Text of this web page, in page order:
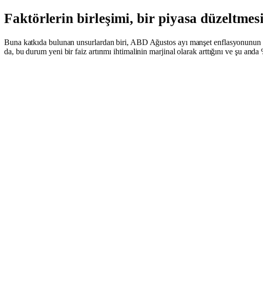
Faktörlerin birleşimi, bir piyasa
Buna katkıda bulunan unsurlardan biri, ABD Ağustos ayı manşet
da, bu durum yeni bir faiz artırımı ihtimalinin marjinal olarak arttığını ve şu